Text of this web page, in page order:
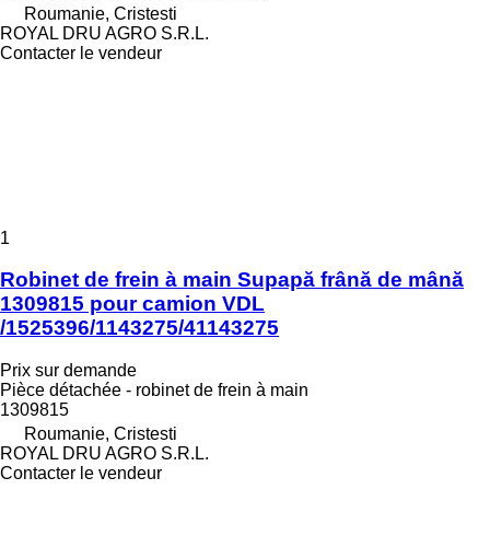
Roumanie, Cristesti
ROYAL DRU AGRO S.R.L.
Contacter le vendeur
1
Robinet de frein à main Supapă frână de mână
1309815 pour camion VDL
/1525396/1143275/41143275
Prix sur demande
Pièce détachée - robinet de frein à main
1309815
Roumanie, Cristesti
ROYAL DRU AGRO S.R.L.
Contacter le vendeur